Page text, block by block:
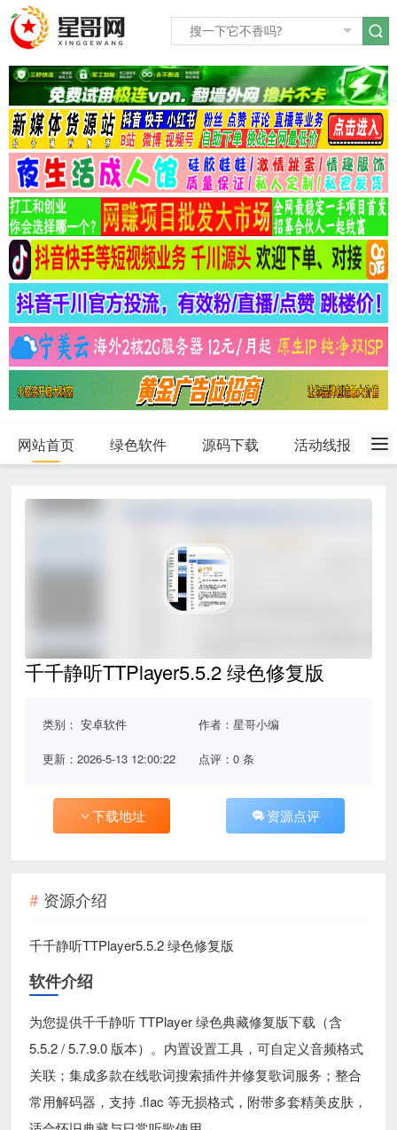
网站首页 绿色软件 源码下载 活动线报
千千静听TTPlayer5.5.2 绿色修复版
类别：安卓软件 作者：星哥小编
更新：2026-5-13 12:00:22 点评：0 条
下载地址 资源点评
资源介绍
千千静听TTPlayer5.5.2 绿色修复版
软件介绍
为您提供千千静听 TTPlayer 绿色典藏修复版下载（含
5.5.2 / 5.7.9.0 版本）。内置设置工具，可自定义音频格式
关联；集成多款在线歌词搜索插件并修复歌词服务；整合
常用解码器，支持 .flac 等无损格式，附带多套精美皮肤，